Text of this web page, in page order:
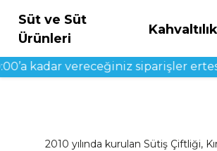
Süt ve Süt
Ürünleri
Kahvaltılık
kadar vereceğiniz siparişler ertesi
2010 yılında kurulan Sütiş Çiftliği,